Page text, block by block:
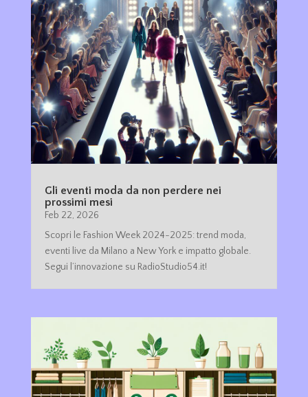
Gli eventi moda da non perdere nei
prossimi mesi
Feb 22, 2026
Scopri le Fashion Week 2024-2025: trend moda,
eventi live da Milano a New York e impatto globale.
Segui l’innovazione su RadioStudio54.it!